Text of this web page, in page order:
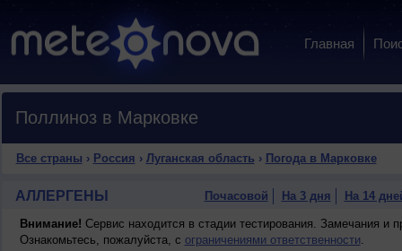
Главная
Поллиноз в Марковке
Все страны › Россия › Луганская область › Погода в Марковке
АЛЛЕРГЕНЫ Почасовой На 3 дня На 14
Внимание! Сервис находится в стадии тестирования. Замечания и
Ознакомьтесь, пожалуйста, с ограничениями ответственности.